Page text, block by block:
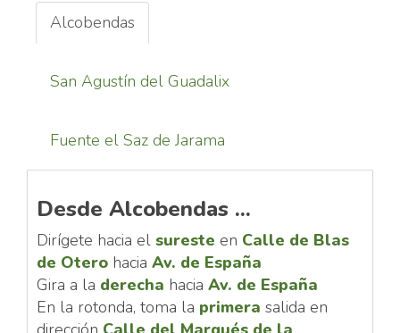
Alcobendas
San Agustín del Guadalix
Fuente el Saz de Jarama
Desde Alcobendas ...
Dirígete hacia el sureste en Calle de Blas
de Otero hacia Av. de España
Gira a la derecha hacia Av. de España
En la rotonda, toma la primera salida en